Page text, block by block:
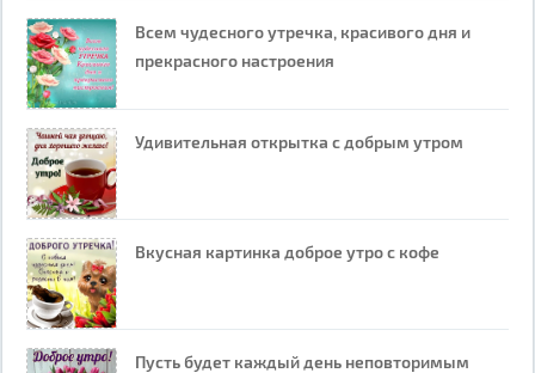
Всем чудесного утречка, красивого дня и
прекрасного настроения
Удивительная открытка с добрым утром
Вкусная картинка доброе утро с кофе
Пусть будет каждый день неповторимым